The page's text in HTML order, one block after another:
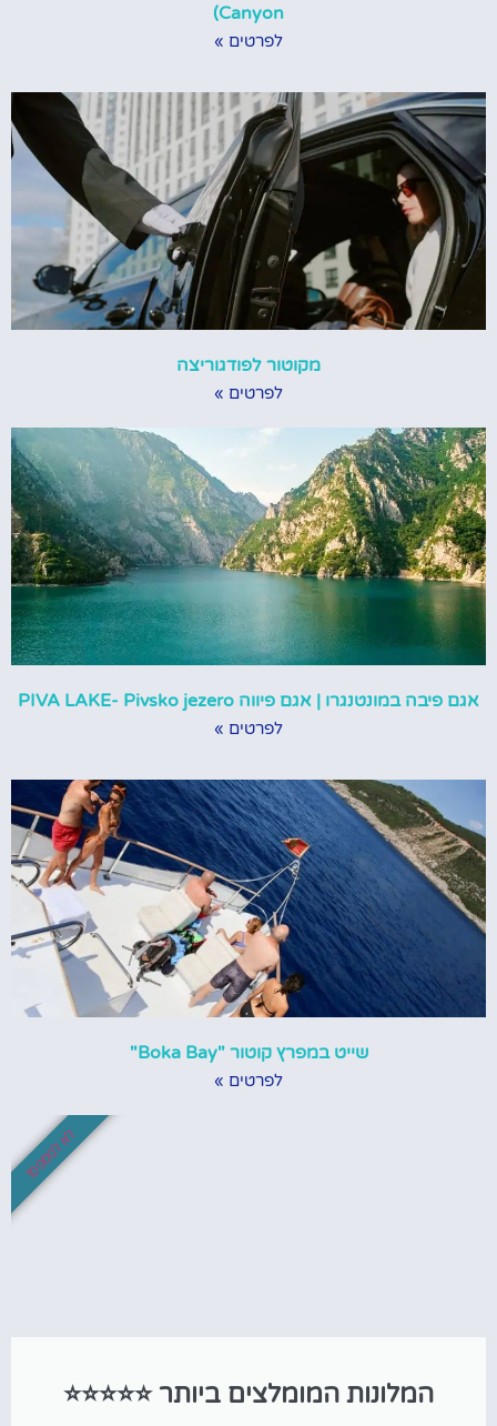
Canyon)
לפרטים »
מקוטור לפודגוריצה
לפרטים »
אגם פיבה במונטנגרו | אגם פיווה PIVA LAKE- Pivsko jezero
לפרטים »
שייט במפרץ קוטור "Boka Bay"
לפרטים »
המלונות המומלצים ביותר ⭐⭐⭐⭐⭐
לא לפספס!